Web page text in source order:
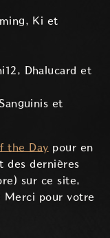
Ki et
Dhalucard et
et
the Day pour en
des dernières
sur ce site,
Merci pour votre